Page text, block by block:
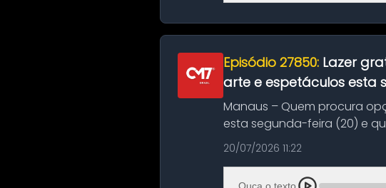
Episódio 27850: Lazer
arte e espetáculos esta
Manaus – Quem procura
esta segunda-feira (20) e
história das ...
20/07/2026 11:22
Ouça o texto